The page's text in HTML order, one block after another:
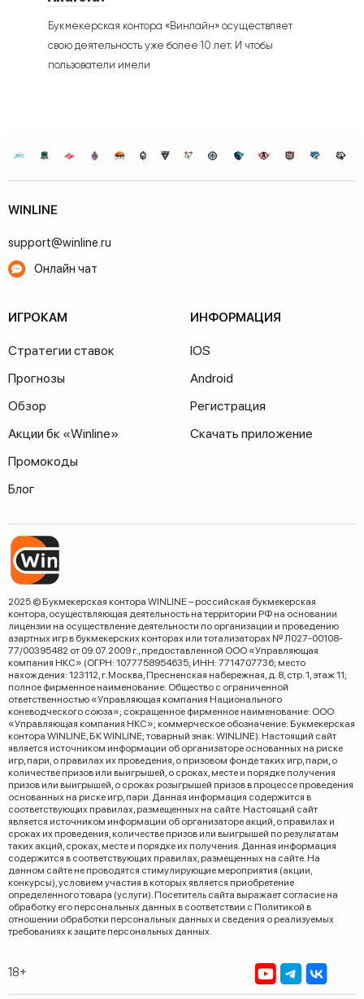
Букмекерская контора «Винлайн» осуществляет
свою деятельность уже более 10 лет. И чтобы
пользователи имели
WINLINE
support@winline.ru
Онлайн чат
ИГРОКАМ
Стратегии ставок
Прогнозы
Обзор
Акции бк «Winline»
Промокоды
Блог
ИНФОРМАЦИЯ
IOS
Android
Регистрация
Скачать приложение
2025 © Букмекерская контора WINLINE – российская букмекерская
контора, осуществляющая деятельность на территории РФ на основании
лицензии на осуществление деятельности по организации и проведению
азартных игр в букмекерских конторах или тотализаторах № Л027-00108-
77/00395482 от 09.07.2009 г., предоставленной ООО «Управляющая
компания НКС» (ОГРН: 1077758954635; ИНН: 7714707736; место
нахождения: 123112, г. Москва, Пресненская набережная, д. 8, стр. 1, этаж 11;
полное фирменное наименование: Общество с ограниченной
ответственностью «Управляющая компания Национального
коневодческого союза»; сокращенное фирменное наименование: ООО
«Управляющая компания НКС»; коммерческое обозначение: Букмекерская
контора WINLINE, БК WINLINE; товарный знак: WINLINE). Настоящий сайт
является источником информации об организаторе основанных на риске
игр, пари, о правилах их проведения, о призовом фонде таких игр, пари, о
количестве призов или выигрышей, о сроках, месте и порядке получения
призов или выигрышей, о сроках розыгрышей призов в процессе проведения
основанных на риске игр, пари. Данная информация содержится в
соответствующих правилах, размещенных на сайте. Настоящий сайт
является источником информации об организаторе акций, о правилах и
сроках их проведения, количестве призов или выигрышей по результатам
таких акций, сроках, месте и порядке их получения. Данная информация
содержится в соответствующих правилах, размещенных на сайте. На
данном сайте не проводятся стимулирующие мероприятия (акции,
конкурсы), условием участия в которых является приобретение
определенного товара (услуги). Посетитель сайта выражает согласие на
обработку его персональных данных в соответствии с Политикой в
отношении обработки персональных данных и сведения о реализуемых
требованиях к защите персональных данных.
18+